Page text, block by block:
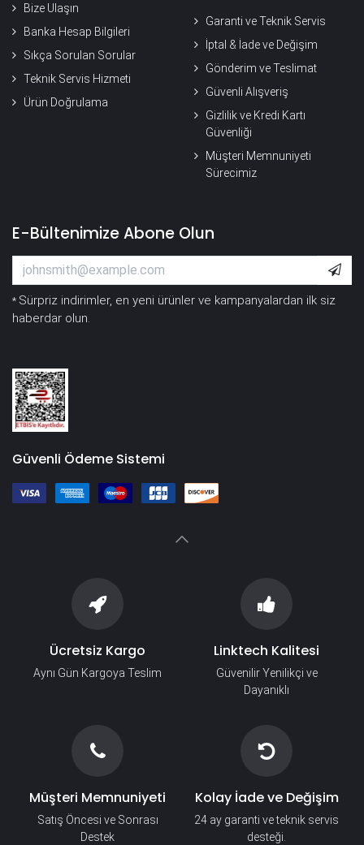
Bize Ulaşın
Banka Hesap Bilgileri
Sıkça Sorulan Sorular
Teknik Servis Hizmeti
Ürün Doğrulama
Garanti ve Teknik Servis
İptal & İade ve Değişim
Gönderim ve Teslimat
Güvenli Alışveriş
Gizlilik ve Kredi Kartı
Güvenliği
Müşteri Memnuniyeti
Sürecimiz
E-Bültenimize Abone Olun
* Sürpriz indirimler, en yeni ürünler ve kampanyalardan ilk siz
haberdar olun.
Güvenli Ödeme Sistemi
Ücretsiz Kargo
Aynı Gün Kargoya Teslim
Linktech Kalitesi
Güvenilir Yenilikçi ve
Dayanıklı
Müşteri Memnuniyeti
Satış Öncesi ve Sonrası
Destek
Kolay İade ve Değişim
24 ay garanti ve teknik servis
desteği.